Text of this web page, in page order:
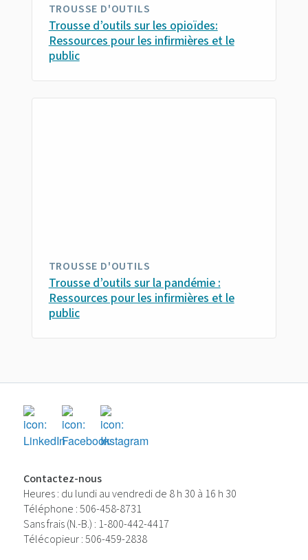
TROUSSE D'OUTILS
Trousse d’outils sur les opioïdes:
Ressources pour les infirmières et le
public
TROUSSE D'OUTILS
Trousse d’outils sur la pandémie :
Ressources pour les infirmières et le
public
Contactez-nous
Heures : du lundi au vendredi de 8 h 30 à 16 h 30
Téléphone : 506-458-8731
Sans frais (N.-B.) : 1-800-442-4417
Télécopieur : 506-459-2838